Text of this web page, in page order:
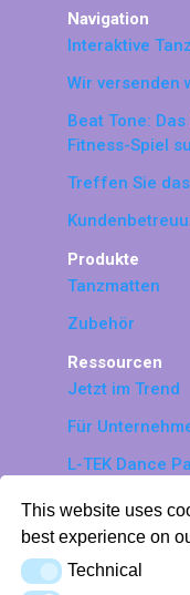
This website uses
best experience on
Technical
Technical
Navigation
Interaktive
Wir versenden
Beat Tone:
Fitness-Spiel
Treffen Sie
Produkte
Tanzmatten
Zubehör
Ressourcen
Jetzt im Trend
Für
L-TEK Dance
© 2026 LTEK
Richtlinie